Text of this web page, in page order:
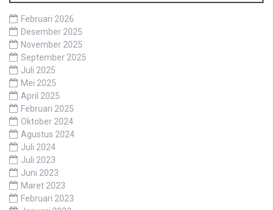
Februari 2026
Desember 2025
November 2025
September 2025
Juli 2025
Mei 2025
April 2025
Februari 2025
Oktober 2024
Agustus 2024
Juli 2024
Juli 2023
Juni 2023
Maret 2023
Februari 2023